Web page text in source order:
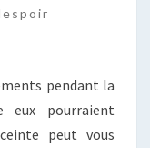
pendant la
eux pourraient
peut vous